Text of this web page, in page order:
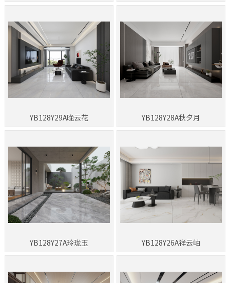
YB128Y29A晚云花 YB128Y28A秋夕月
YB128Y27A玲珑玉 YB128Y26A祥云岫